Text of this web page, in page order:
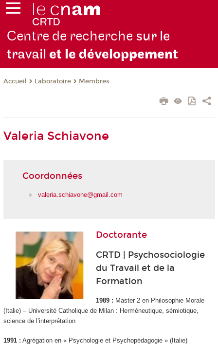
Centre de recherche sur le
travailet le développement
Accueil Laboratoire Membres
Valeria Schiavone
Coordonnées
valeria.schiavone@gmail.com
Doctorante
CRTD | Psychosociologie
du Travail et de la
Formation
1989 : Master 2 en Philosophie Morale
(Italie) – Université Catholique de Milan : Herméneutique, sémiotique,
science de l’interprétation
1991 : Agrégation en « Psychologie et Psychopédagogie » (Italie)